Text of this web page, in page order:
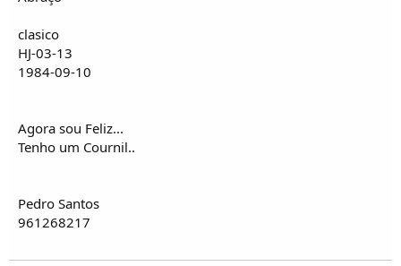
clasico
HJ-03-13
1984-09-10
Agora sou Feliz...
Tenho um Cournil..
Pedro Santos
961268217